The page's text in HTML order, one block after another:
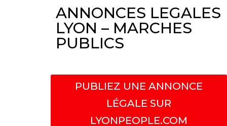
ANNONCES LEGALES
LYON – MARCHES
PUBLICS
PUBLIEZ UNE ANNONCE
LÉGALE SUR
LYONPEOPLE.COM